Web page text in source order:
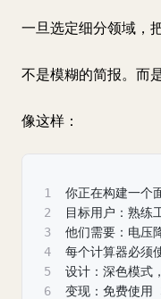
一旦选定细分领域，
不是模糊的简报。而
像这样：
1
你正在构建一个
2
目标用户：熟练
3
他们需要：电压
4
每个计算器必须
5
设计：深色模式
6
变现：免费使用